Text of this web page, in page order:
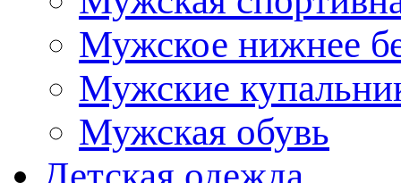
Мужское нижнее
Мужские
Мужская обувь